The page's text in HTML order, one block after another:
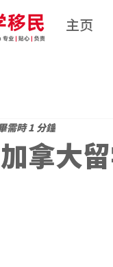
主页
拿大
需時 1 分鐘